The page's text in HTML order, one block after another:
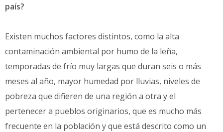
país?
Existen muchos factores distintos, como la alta
contaminación ambiental por humo de la leña,
temporadas de frío muy largas que duran seis o más
meses al año, mayor humedad por lluvias, niveles de
pobreza que difieren de una región a otra y el
pertenecer a pueblos originarios, que es mucho más
frecuente en la población y que está descrito como un